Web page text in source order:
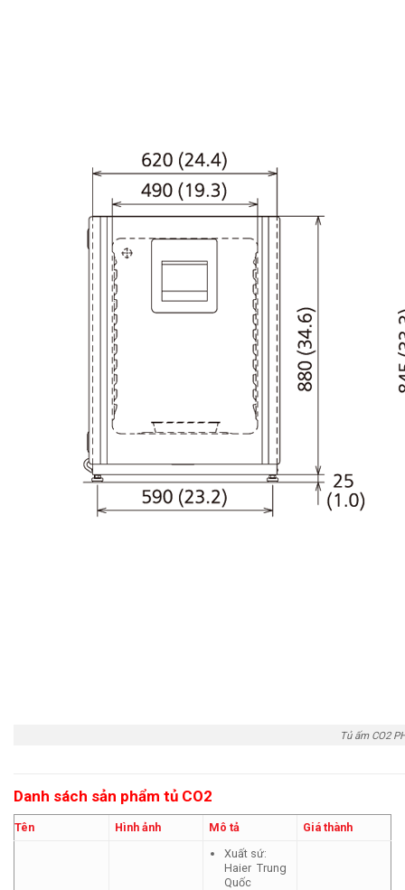
Tủ ấm CO2
Danh sách sản phẩm tủ CO2
Tên Hình ảnh Mô tả Giá thành
Xuất sứ:
Haier Trung
Quốc